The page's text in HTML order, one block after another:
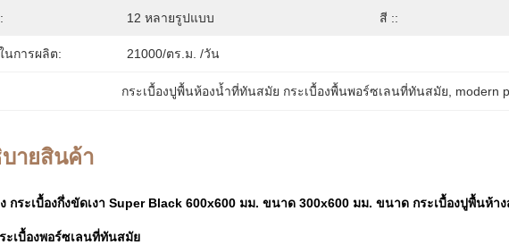
12 หลายรูปแบบ สี ::
นการผลิต: 21000/ตร.ม. /วัน
กระเบื้องปูพื้นห้องน้ำที่ทันสมัย ​​กระเบื้องพื้นพอร์ซเลนที่ทันสมัย modern
ายสินค้า
กระเบื้องกึ่งขัดเงา Super Black 600x600 มม. ขนาด 300x600 มม. ขนาด กระเบื้องปูพื้นห้า
เบื้องพอร์ซเลนที่ทันสมัย